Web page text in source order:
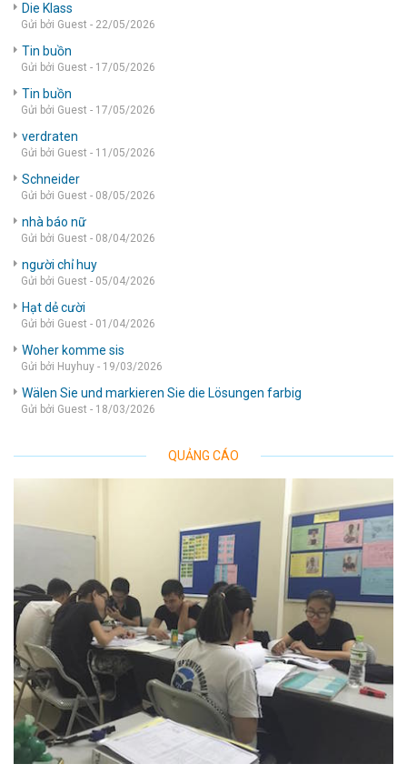
Die Klass
Gửi bởi Guest - 22/05/2026
Tin buồn
Gửi bởi Guest - 17/05/2026
Tin buồn
Gửi bởi Guest - 17/05/2026
verdraten
Gửi bởi Guest - 11/05/2026
Schneider
Gửi bởi Guest - 08/05/2026
nhà báo nữ
Gửi bởi Guest - 08/04/2026
người chỉ huy
Gửi bởi Guest - 05/04/2026
Hạt dẻ cười
Gửi bởi Guest - 01/04/2026
Woher komme sis
Gửi bởi Huyhuy - 19/03/2026
Wälen Sie und markieren Sie die Lösungen farbig
Gửi bởi Guest - 18/03/2026
QUẢNG CÁO